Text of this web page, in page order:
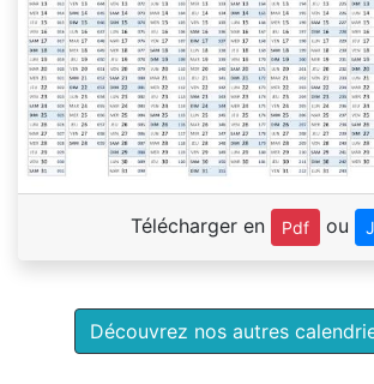
Télécharger en Pdf ou
Découvrez nos autres